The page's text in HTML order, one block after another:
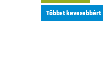
Többet kevesebbért